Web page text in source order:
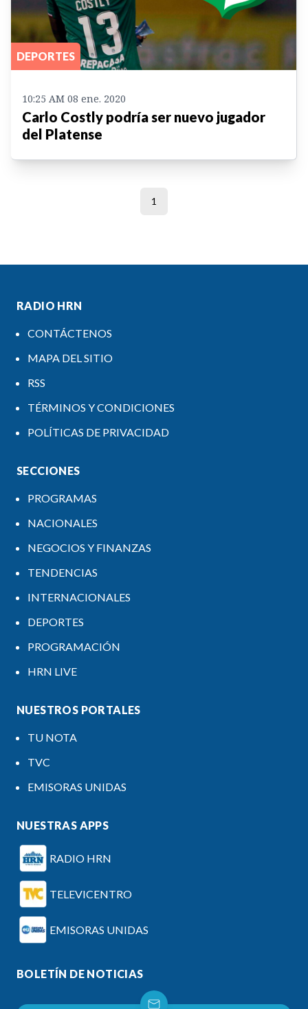
DEPORTES
10:25 AM 08 ene. 2020
Carlo Costly podría ser nuevo jugador
del Platense
1
RADIO HRN
CONTÁCTENOS
MAPA DEL SITIO
RSS
TÉRMINOS Y CONDICIONES
POLÍTICAS DE PRIVACIDAD
SECCIONES
PROGRAMAS
NACIONALES
NEGOCIOS Y FINANZAS
TENDENCIAS
INTERNACIONALES
DEPORTES
PROGRAMACIÓN
HRN LIVE
NUESTROS PORTALES
TU NOTA
TVC
EMISORAS UNIDAS
NUESTRAS APPS
RADIO HRN
TELEVICENTRO
EMISORAS UNIDAS
BOLETÍN DE NOTICIAS